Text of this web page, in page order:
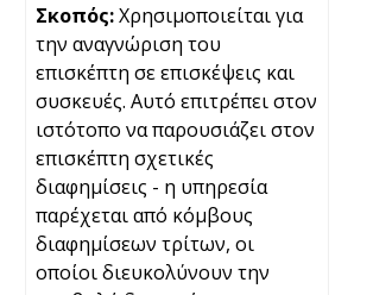
Χρησιμοποιείται για
την αναγνώριση του
επισκέπτη σε επισκέψεις και
συσκευές. Αυτό επιτρέπει στον
ιστότοπο να παρουσιάζει στον
επισκέπτη σχετικές
διαφημίσεις - η υπηρεσία
παρέχεται από κόμβους
διαφημίσεων τρίτων, οι
οποίοι διευκολύνουν την